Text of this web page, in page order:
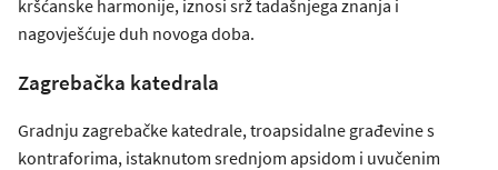
kršćanske harmonije, iznosi srž tadašnjega znanja i
nagovješćuje duh novoga doba.
Zagrebačka katedrala
Gradnju zagrebačke katedrale, troapsidalne građevine s
kontraforima, istaknutom srednjom apsidom i uvučenim